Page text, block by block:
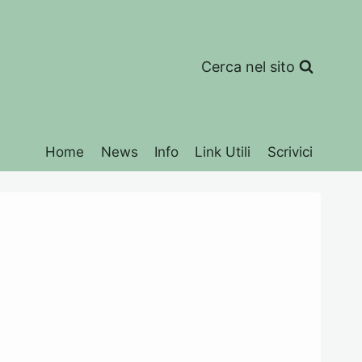
Cerca nel sito
Home News Info Link Utili Scrivici